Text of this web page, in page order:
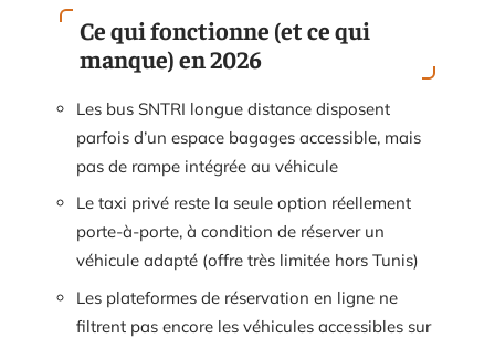
Ce qui fonctionne (et ce qui
manque) en 2026
Les bus SNTRI longue distance disposent
parfois d’un espace bagages accessible, mais
pas de rampe intégrée au véhicule
Le taxi privé reste la seule option réellement
porte-à-porte, à condition de réserver un
véhicule adapté (offre très limitée hors Tunis)
Les plateformes de réservation en ligne ne
filtrent pas encore les véhicules accessibles sur